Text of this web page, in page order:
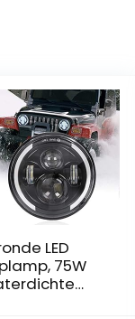
LED
75W